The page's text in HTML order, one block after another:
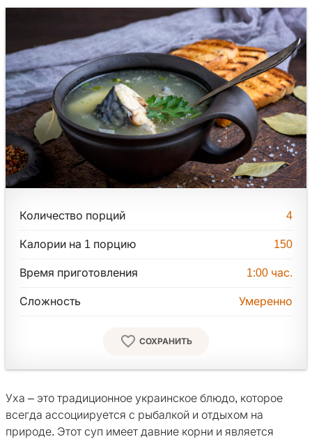
Количество порций 4
Калории на 1 порцию 150
Время приготовления 1:00 час.
Сложность Умеренно
СОХРАНИТЬ
Уха – это традиционное украинское блюдо, которое
всегда ассоциируется с рыбалкой и отдыхом на
природе. Этот суп имеет давние корни и является